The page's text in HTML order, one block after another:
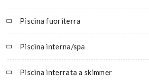
Piscina fuoriterra
Piscina interna/spa
Piscina interrata a skimmer